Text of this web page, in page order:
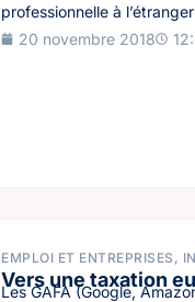
professionnelle à
20 novembre 2018
EMPLOI ET ENTREPRISES ,
Vers une taxation
Les GAFA (Google,